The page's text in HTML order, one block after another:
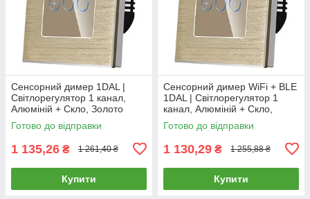
Сенсорний димер 1DAL |
Світлорегулятор 1 канал,
Алюміній + Скло, Золото
(A86-DR.GD)
Готово до відправки
1 135,26 ₴ 1 261,40 ₴
Купити
Сенсорний димер WiFi + BLE
1DAL | Світлорегулятор 1
канал, Алюміній + Скло,
Золото (A86-DR.WF.GD)
Готово до відправки
1 130,29 ₴ 1 255,88 ₴
Купити